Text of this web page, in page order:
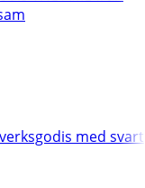
med svart